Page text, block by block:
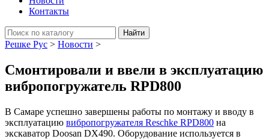
Контакты
Решке Рус > Новости >
Смонтировали и ввели в эксплуатацию
вибропогружатель RPD800
В Самаре успешно завершены работы по монтажу и вводу в
эксплуатацию вибропогружателя Reschke RPD800 на
экскаватор Doosan DX490. Оборудование используется в